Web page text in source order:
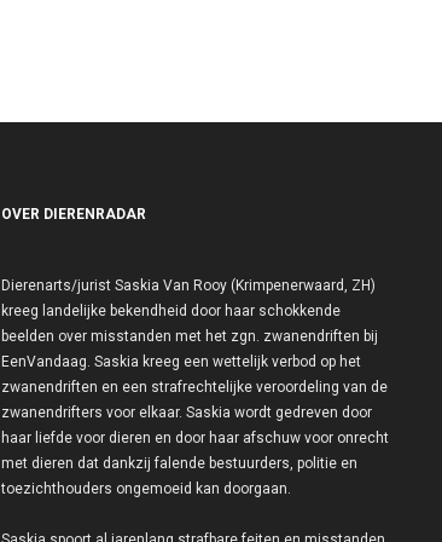
OVER DIERENRADAR
Dierenarts/jurist Saskia Van Rooy (Krimpenerwaard, ZH)
kreeg landelijke bekendheid door haar schokkende
beelden over misstanden met het zgn. zwanendriften bij
EenVandaag. Saskia kreeg een wettelijk verbod op het
zwanendriften en een strafrechtelijke veroordeling van de
zwanendrifters voor elkaar. Saskia wordt gedreven door
haar liefde voor dieren en door haar afschuw voor onrecht
met dieren dat dankzij falende bestuurders, politie en
toezichthouders ongemoeid kan doorgaan.